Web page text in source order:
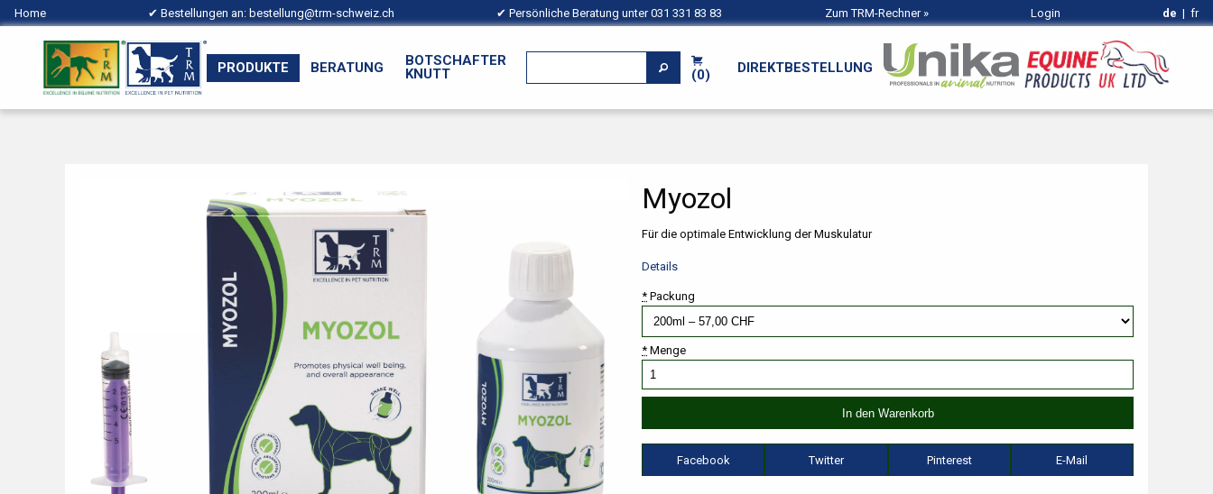
Home ✔ Bestellungen an: bestellung@trm-schweiz.ch ✔ Persönliche Beratung unter031 331 83 83 Zum TRM-Rechner» Login de | fr
PRODUKTE BERATUNG
BOTSCHAFTER
KNUTT
(0) DIREKTBESTELLUNG
Myozol
Für die optimale Entwicklung der Muskulatur
Details
* Packung
* Menge
Facebook Twitter Pinterest E-Mail